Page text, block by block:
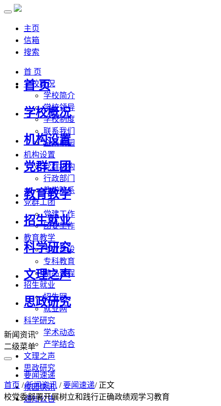
主页
信箱
搜索
首 页
学校概况
学校简介
学校领导
学校制度
联系我们
全景校园
机构设置
党群机构
行政部门
教学院系
党群工团
党建工作
团委工作
教育教学
专业建设
专科教育
精品课程
招生就业
招生网
就业网
科学研究
学术动态
产学结合
文理之声
思政研究
首 页
学校概况
机构设置
党群工团
教育教学
招生就业
科学研究
文理之声
思政研究
新闻资讯
二级菜单
要闻速递
校园快讯
通知公告
首页 /新闻资讯 /要闻速递/ 正文
校党委部署开展树立和践行正确政绩观学习教育